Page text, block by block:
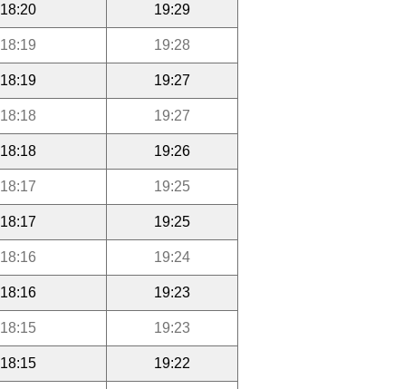
18:20 19:29
18:19 19:28
18:19 19:27
18:18 19:27
18:18 19:26
18:17 19:25
18:17 19:25
18:16 19:24
18:16 19:23
18:15 19:23
18:15 19:22